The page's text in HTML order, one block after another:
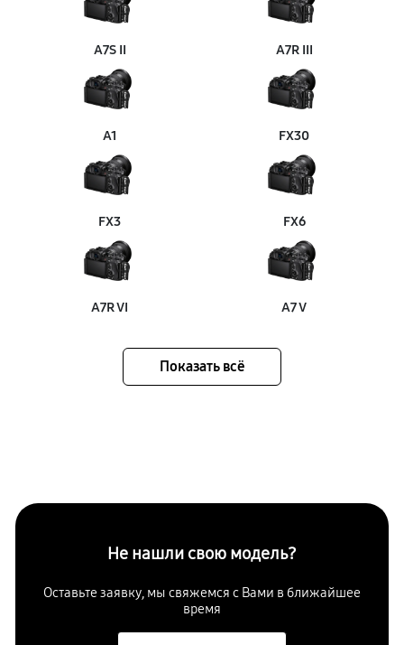
A7S II A7R III
A1 FX30
FX3 FX6
A7R VI A7 V
Показать всё
Не нашли свою модель?
Оставьте заявку, мы свяжемся с Вами в ближайшее
время